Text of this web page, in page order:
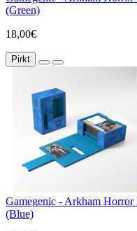
(Green)
18,00€
Pirkt
Gamegenic - Arkham
(Blue)